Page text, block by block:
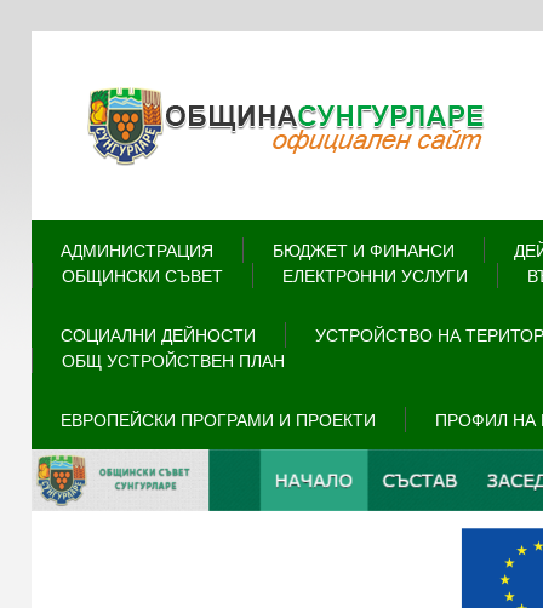
АДМИНИСТРАЦИЯ БЮДЖЕТ И ФИНАНСИ
ОБЩИНСКИ СЪВЕТ
ЕЛЕКТРОННИ УСЛУГИ
СОЦИАЛНИ ДЕЙНОСТИ
УСТРОЙСТВО НА
ОБЩ УСТРОЙСТВЕН ПЛАН
ЕВРОПЕЙСКИ ПРОГРАМИ И ПРОЕКТИ ПРОФИЛ НА